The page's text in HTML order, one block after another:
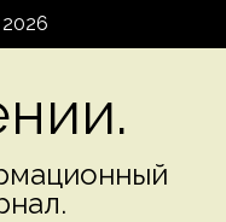
2026